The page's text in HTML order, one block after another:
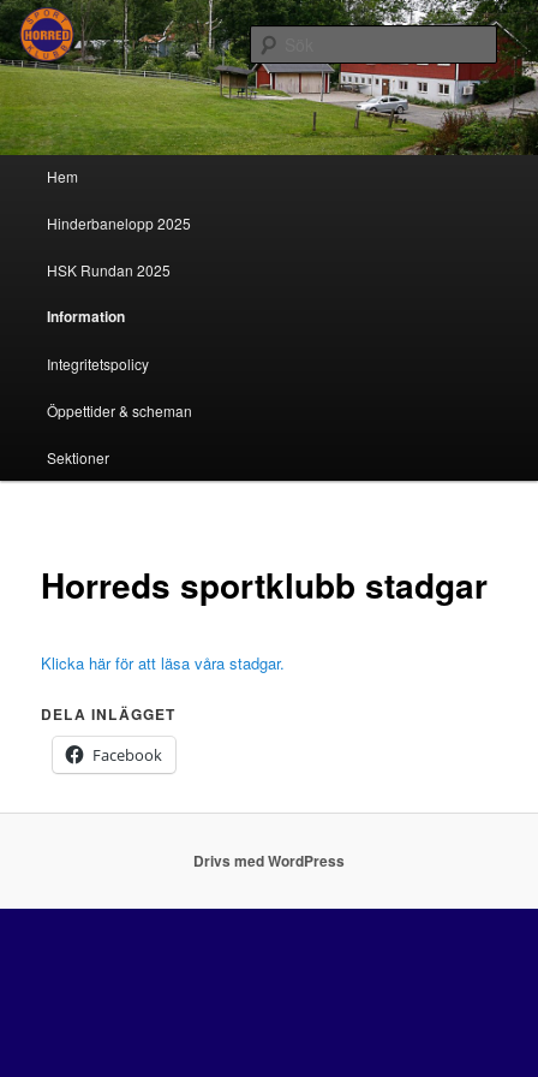
Horreds Sportklubb
Sök
Hoppa till huvudinnehåll
Hoppa till sekundärt innehåll
Hem
Hinderbanelopp 2025
HSK Rundan 2025
Information
Integritetspolicy
Öppettider & scheman
Sektioner
Horreds sportklubb stadgar
Klicka här för att läsa våra stadgar.
DELA INLÄGGET
Facebook
Drivs med WordPress